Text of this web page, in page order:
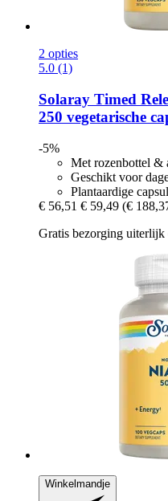
2 opties
5.0 (1)
Solaray Timed
250 vegetarische
-5%
Met rozenbottel &
Geschikt voor
Plantaardige
€ 56,51 € 59,49 (€
Gratis bezorging uiterlijk
Winkelmandje